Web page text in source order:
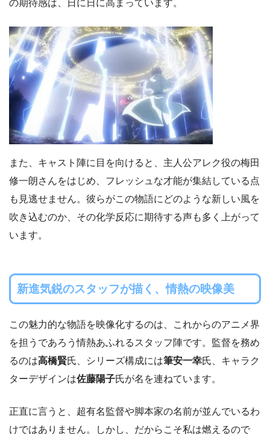
の期待感は、日に日に高まっています。
また、キャスト陣に目を向けると、主人公アレク役の梅田
修一朗さんをはじめ、フレッシュな才能が集結している点
も見逃せません。彼らがこの物語にどのような新しい風を
吹き込むのか、その化学反応に期待する声も多く上がって
います。
新進気鋭のスタッフが描く、情熱の映像美
この魅力的な物語を映像化するのは、これからのアニメ界
を担うであろう情熱あふれるスタッフ陣です。監督を務め
るのは高橋賢氏、シリーズ構成には筆安一幸氏、キャラク
ターデザインは佐藤陽子氏が名を連ねています。
正直に言うと、超有名監督や脚本家の名前が並んでいるわ
けではありません。しかし、だからこそ私は燃えるので